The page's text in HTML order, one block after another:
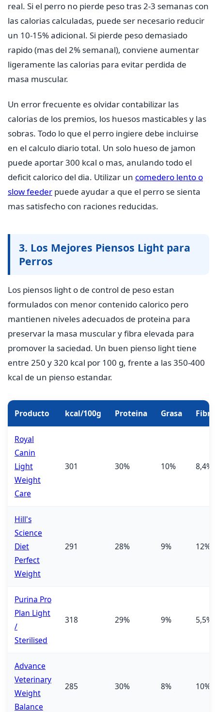
real. Si el perro no pierde peso tras 2-3 semanas con
las calorias calculadas, puede ser necesario reducir
un 10-15% adicional. Si pierde peso demasiado
rapido (mas del 2% semanal), conviene aumentar
ligeramente las calorias para evitar perdida de
masa muscular.
Un error frecuente es olvidar contabilizar las
calorias de los premios, los huesos masticables y las
sobras. Todo lo que el perro ingiere debe incluirse
en el calculo diario total. Un solo hueso de jamon
puede aportar 300 kcal o mas, anulando todo el
deficit calorico del dia. Utilizar un comedero lento o
slow feeder puede ayudar a que el perro se sienta
mas satisfecho con raciones reducidas.
3. Los Mejores Piensos Light para
Perros
Los piensos light o de control de peso estan
formulados con menor contenido calorico pero
mantienen niveles adecuados de proteina para
preservar la masa muscular y fibra elevada para
promover la saciedad. Un buen pienso light tiene
entre 250 y 320 kcal por 100 g, frente a las 350-400
kcal de un pienso estandar.
Producto kcal/100g Proteina Grasa Fibra
Royal
Canin
Light
Weight
Care
301 30% 10% 8,4%
Hill's
Science
Diet
Perfect
Weight
291 28% 9% 12%
Purina Pro
Plan Light
/
Sterilised
318 29% 9% 5,5%
Advance
Veterinary
Weight
Balance
285 30% 8% 10%